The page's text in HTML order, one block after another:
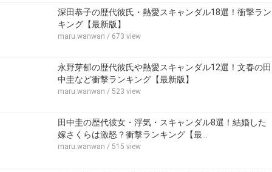
深田恭子の歴代彼氏・熱愛スキャンダル18選！衝撃ラン
キング【最新版】
maru.wanwan / 673 view
永野芽郁の歴代彼氏や熱愛スキャンダル12選！文春の田
中圭など衝撃ランキング【最新版】
maru.wanwan / 523 view
田中圭の歴代彼女・浮気・スキャンダル8選！結婚した
嫁さくらは激怒？衝撃ランキング【最…
maru.wanwan / 515 view